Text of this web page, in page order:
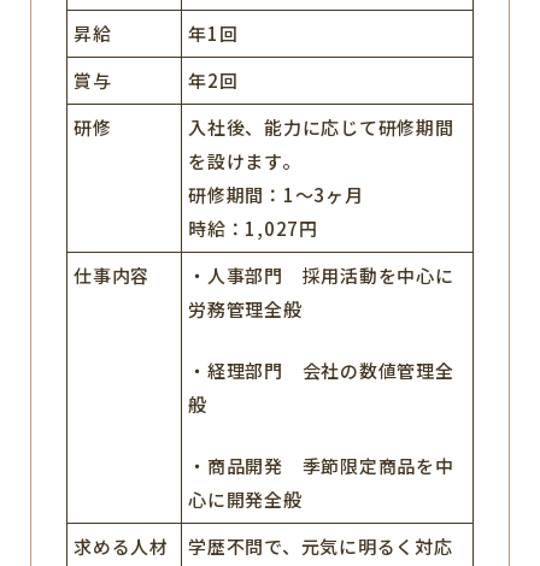
昇給
年1回
賞与
年2回
研修
入社後、能力に応じて研修期間
を設けます。
研修期間：1～3ヶ月
時給：1,027円
仕事内容
・人事部門 採用活動を中心に
労務管理全般
・経理部門 会社の数値管理全
般
・商品開発 季節限定商品を中
心に開発全般
求める人材
学歴不問で、元気に明るく対応